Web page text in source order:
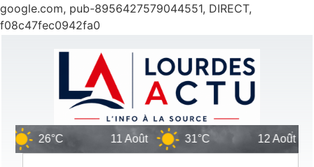
google.com, pub-8956427579044551, DIRECT,
f08c47fec0942fa0
26°C 11 Août 31°C 12 Août